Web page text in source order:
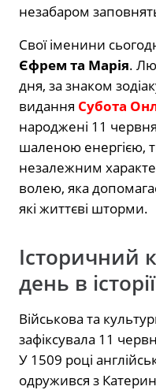
незабаром
Свої іменини
Єфрем та Марія.
дня, за знаком
видання Субота
народжені 11
шаленою енергією,
незалежним
волею, яка
які життєві шторми.
Історичний
день в історії
Військова та
зафіксувала 11
У 1509 році
одружився з